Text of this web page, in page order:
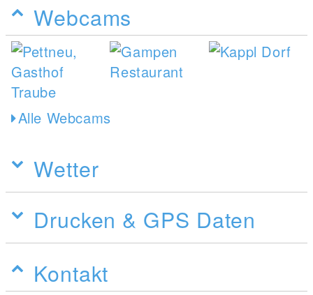
Webcams
Alle Webcams
Wetter
Drucken & GPS Daten
Kontakt